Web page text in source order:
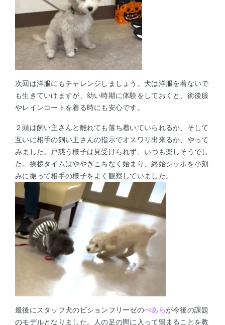
次回は洋服にもチャレンジしましょう。犬は洋服を着ないで
も生きていけますが、幼い時期に体験をしておくと、術後服
やレインコートを着る時にも安心です。
２頭は飼い主さんと離れても落ち着いていられるか、そして
互いに相手の飼い主さんの指示でオスワリ出来るか、やって
みました。戸惑う様子は見受けられず、いつも楽しそうでし
た。挨拶タイムはややぎこちなく始まり、終始シッポを小刻
みに振って相手の様子をよく観察していました。
最後にスタッフ犬のビションフリーゼのぺあらが今後の課題
のモデルとなりました。人の足の間に入って留まることを教